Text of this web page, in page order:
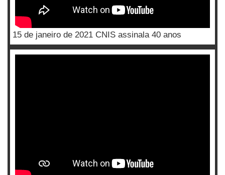
15 de janeiro de 2021 CNIS assinala 40 anos